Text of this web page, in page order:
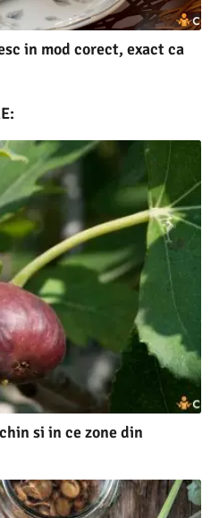
in mod corect, exact ca
si in ce zone din